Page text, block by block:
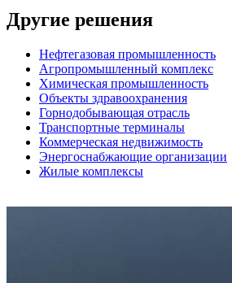
Другие решения
Нефтегазовая промышленность
Агропромышленный комплекс
Химическая промышленность
Объекты здравоохранения
Горнодобывающая отрасль
Транспортные терминалы
Коммерческая недвижимость
Энергоснабжающие организации
Жилые комплексы